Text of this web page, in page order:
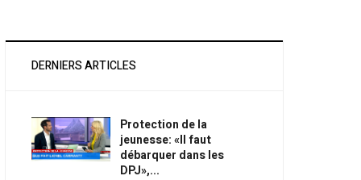
DERNIERS ARTICLES
Protection de la
jeunesse: «Il faut
débarquer dans les
DPJ»,...